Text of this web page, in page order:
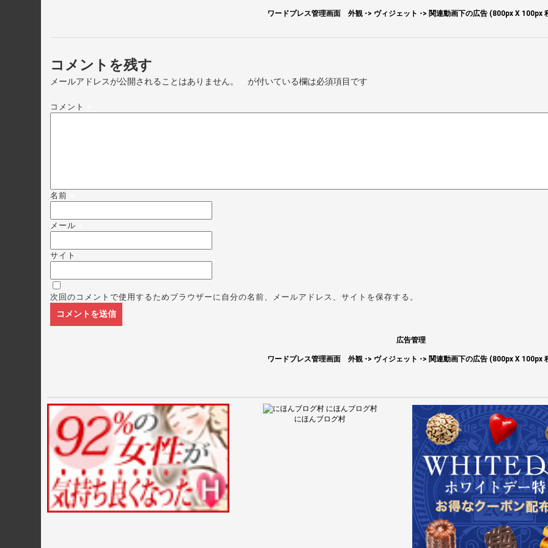
ワードプレス管理画面 外観 -> ヴィジェット -> 関連動画下の広告 (800px X 100px
コメントを残す
メールアドレスが公開されることはありません。 が付いている欄は必須項目です
コメント
名前
メール
サイト
次回のコメントで使用するためブラウザーに自分の名前、メールアドレス、サイトを保存する。
広告管理
ワードプレス管理画面 外観 -> ヴィジェット -> 関連動画下の広告 (800px X 100px
にほんブログ村